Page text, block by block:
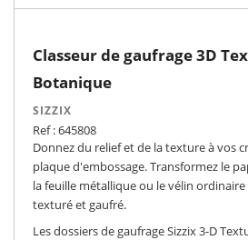
Classeur de gaufrage 3D
Botanique
SIZZIX
Ref : 645808
Donnez du relief et de la texture à vos
plaque d'embossage. Transformez le
la feuille métallique ou le vélin
texturé et gaufré.
Les dossiers de gaufrage Sizzix 3-D